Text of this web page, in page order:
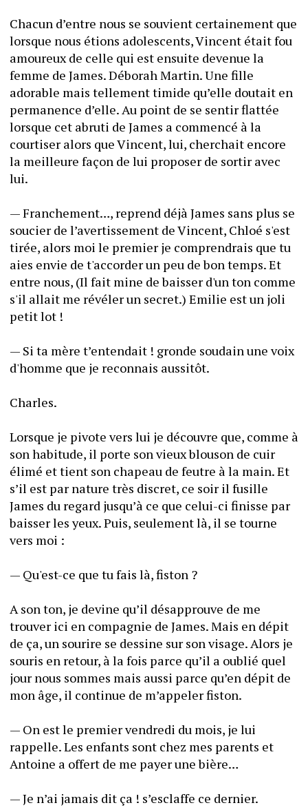
Chacun d’entre nous se souvient certainement que
lorsque nous étions adolescents, Vincent était fou
amoureux de celle qui est ensuite devenue la
femme de James. Déborah Martin. Une fille
adorable mais tellement timide qu’elle doutait en
permanence d’elle. Au point de se sentir flattée
lorsque cet abruti de James a commencé à la
courtiser alors que Vincent, lui, cherchait encore
la meilleure façon de lui proposer de sortir avec
lui.
— Franchement…, reprend déjà James sans plus se
soucier de l’avertissement de Vincent, Chloé s'est
tirée, alors moi le premier je comprendrais que tu
aies envie de t'accorder un peu de bon temps. Et
entre nous, (Il fait mine de baisser d'un ton comme
s'il allait me révéler un secret.) Emilie est un joli
petit lot !
— Si ta mère t’entendait ! gronde soudain une voix
d'homme que je reconnais aussitôt.
Charles.
Lorsque je pivote vers lui je découvre que, comme à
son habitude, il porte son vieux blouson de cuir
élimé et tient son chapeau de feutre à la main. Et
s’il est par nature très discret, ce soir il fusille
James du regard jusqu’à ce que celui-ci finisse par
baisser les yeux. Puis, seulement là, il se tourne
vers moi :
— Qu'est-ce que tu fais là, fiston ?
A son ton, je devine qu’il désapprouve de me
trouver ici en compagnie de James. Mais en dépit
de ça, un sourire se dessine sur son visage. Alors je
souris en retour, à la fois parce qu’il a oublié quel
jour nous sommes mais aussi parce qu’en dépit de
mon âge, il continue de m’appeler fiston.
— On est le premier vendredi du mois, je lui
rappelle. Les enfants sont chez mes parents et
Antoine a offert de me payer une bière…
— Je n’ai jamais dit ça ! s’esclaffe ce dernier.